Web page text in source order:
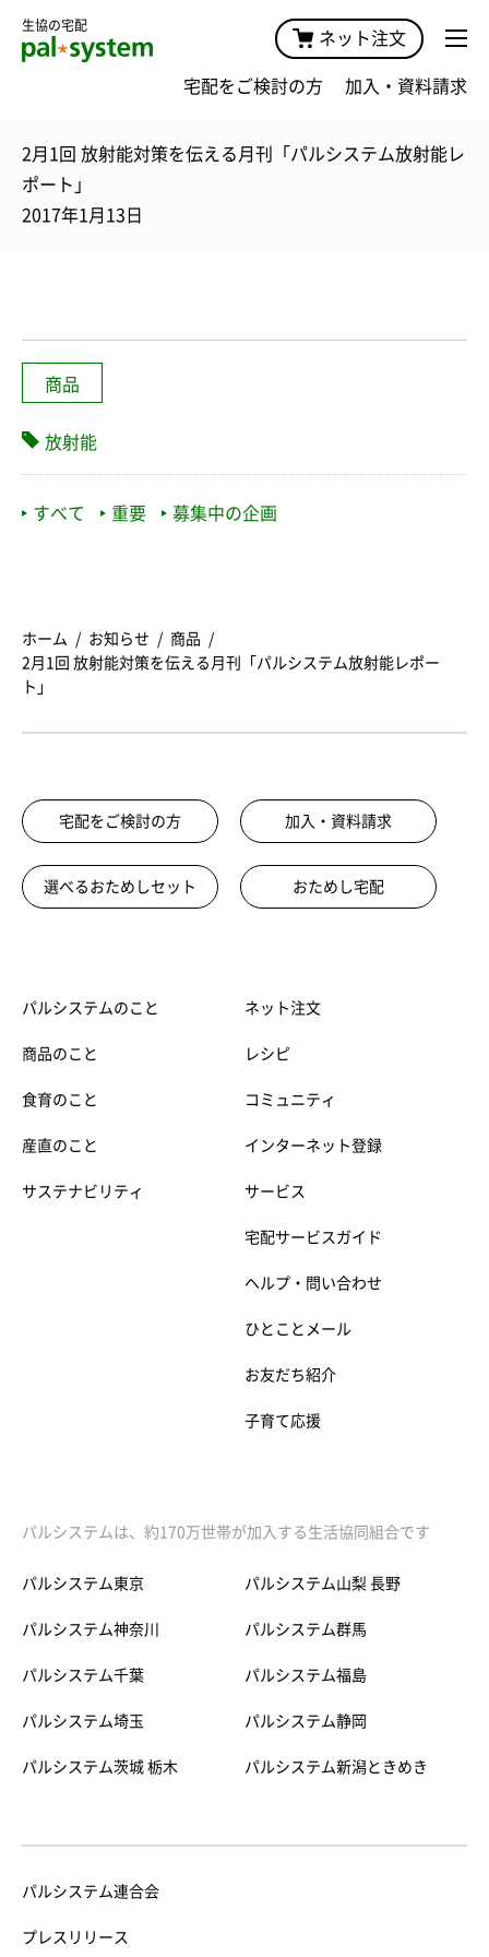
生協の宅配
ネット注文
宅配をご検討の方 加入・資料請求
2月1回 放射能対策を伝える月刊「パルシステム放射能レ
ポート」
2017年1月13日
商品
放射能
すべて 重要 募集中の企画
ホーム お知らせ
商品
2月1回 放射能対策を伝える月刊「パルシステム放射能レポー
ト」
宅配をご検討の方 加入・資料請求
選べるおためしセット おためし宅配
パルシステムのこと
商品のこと
食育のこと
産直のこと
サステナビリティ
ネット注文
レシピ
コミュニティ
インターネット登録
サービス
宅配サービスガイド
ヘルプ・問い合わせ
ひとことメール
お友だち紹介
子育て応援
パルシステムは、約170万世帯が加入する生活協同組合です
パルシステム東京
パルシステム神奈川
パルシステム千葉
パルシステム埼玉
パルシステム茨城 栃木
パルシステム山梨 長野
パルシステム群馬
パルシステム福島
パルシステム静岡
パルシステム新潟ときめき
パルシステム連合会
プレスリリース